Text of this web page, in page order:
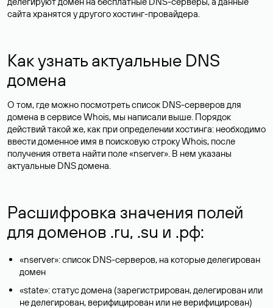
сайта хранятся у другого хостинг-провайдера.
Как узнать актуальные DNS
домена
О том, где можно посмотреть список DNS-серверов для
домена в сервисе Whois, мы написали выше. Порядок
действий такой же, как при определении хостинга: необходимо
ввести доменное имя в поисковую строку Whois, после
получения ответа найти поле «nserver». В нем указаны
актуальные DNS домена.
Расшифровка значения полей
для доменов .ru, .su и .рф:
«nserver»: список DNS-серверов, на которые делегирован
домен
«state»: статус домена (зарегистрирован, делегирован или
не делегирован, верифицирован или не верифицирован)